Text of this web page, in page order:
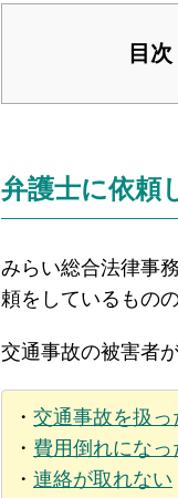
目次
弁護士に依頼
みらい総合法律事
頼をしているもの
交通事故の被害者
・ 交通事故を扱
・ 費用倒れになっ
・ 連絡が取れない